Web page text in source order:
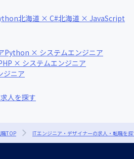
北海道 × C#北海道 × JavaScript
Python × システムエンジニア
× システムエンジニア
ジニア
人を探す
TOP ITエンジニア・デザイナーの求人・転職を